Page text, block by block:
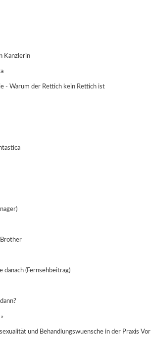
Kanzlerin
- Warum der Rettich kein Rettich ist
Brother
(Fernsehbeitrag)
»
und Behandlungswuensche in der Praxis Vor